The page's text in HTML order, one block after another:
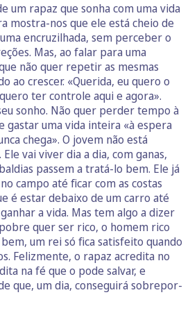
um rapaz que sonha com uma vida
mostra-nos que ele está cheio de
encruzilhada, sem perceber o
Mas, ao falar para uma
não quer repetir as mesmas
ao crescer. «Querida, eu quero o
ter controle aqui e agora».
sonho. Não quer perder tempo à
gastar uma vida inteira «à espera
chega». O jovem não está
vai viver dia a dia, com ganas,
passem a tratá-lo bem. Ele já
campo até ficar com as costas
é estar debaixo de um carro até
a vida. Mas tem algo a dizer
quer ser rico, o homem rico
um rei só fica satisfeito quando
Felizmente, o rapaz acredita no
na fé que o pode salvar, e
que, um dia, conseguirá sobrepor-